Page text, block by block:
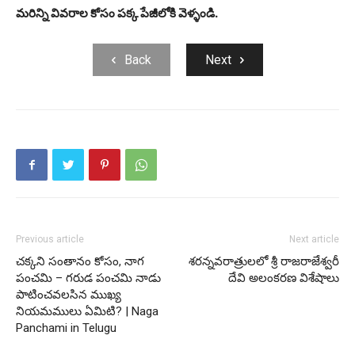
మరిన్ని వివరాల కోసం పక్క పేజీలోకి వెళ్ళండి.
Back Next
Previous article
చక్కని సంతానం కోసం, నాగ
పంచమి – గరుడ పంచమి నాడు
పాటించవలసిన ముఖ్య
నియమములు ఏమిటి? | Naga
Panchami in Telugu
Next article
శరన్నవరాత్రులలో శ్రీ రాజరాజేశ్వరీ
దేవి అలంకరణ విశేషాలు